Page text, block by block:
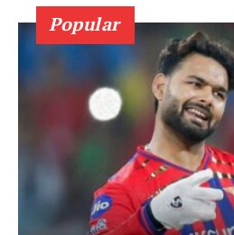
Popular